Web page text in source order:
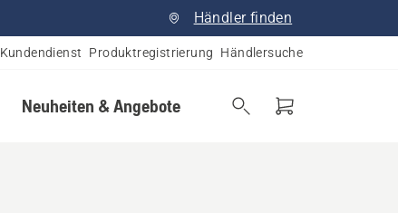
Händler finden
Kundendienst Produktregistrierung Händlersuche
Neuheiten & Angebote